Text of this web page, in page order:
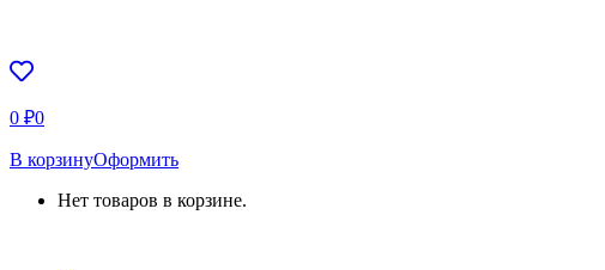
0 ₽0
В корзинуОформить
Нет товаров в корзине.